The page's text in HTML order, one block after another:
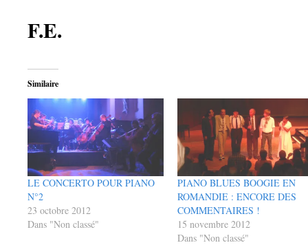
F.E.
Similaire
LE CONCERTO POUR PIANO
N°2
23 octobre 2012
Dans "Non classé"
PIANO BLUES BOOGIE EN
ROMANDIE : ENCORE DES
COMMENTAIRES !
15 novembre 2012
Dans "Non classé"